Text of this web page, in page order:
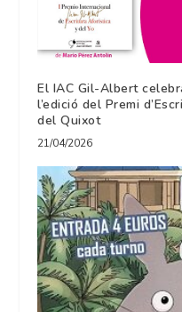
El IAC Gil-Albert
l’edició del Premi
del Quixot
21/04/2026